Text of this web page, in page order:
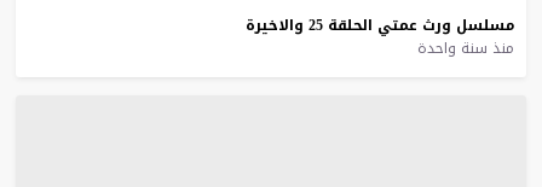
مسلسل ورث عمتي الحلقة 25 والاخيرة
منذ سنة واحدة